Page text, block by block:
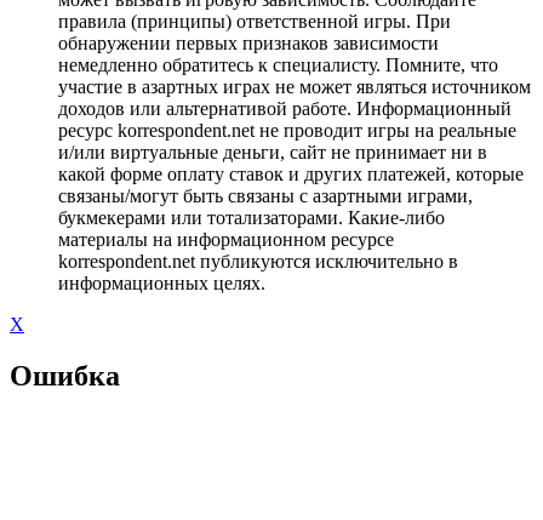
правила (принципы) ответственной игры. При
обнаружении первых признаков зависимости
немедленно обратитесь к специалисту. Помните, что
участие в азартных играх не может являться источником
доходов или альтернативой работе. Информационный
ресурс korrespondent.net не проводит игры на реальные
и/или виртуальные деньги, сайт не принимает ни в
какой форме оплату ставок и других платежей, которые
связаны/могут быть связаны с азартными играми,
букмекерами или тотализаторами. Какие-либо
материалы на информационном ресурсе
korrespondent.net публикуются исключительно в
информационных целях.
X
Ошибка